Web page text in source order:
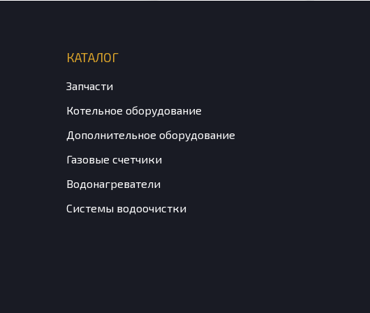
КАТАЛОГ
Запчасти
Котельное оборудование
Дополнительное оборудование
Газовые счетчики
Водонагреватели
Системы водоочистки